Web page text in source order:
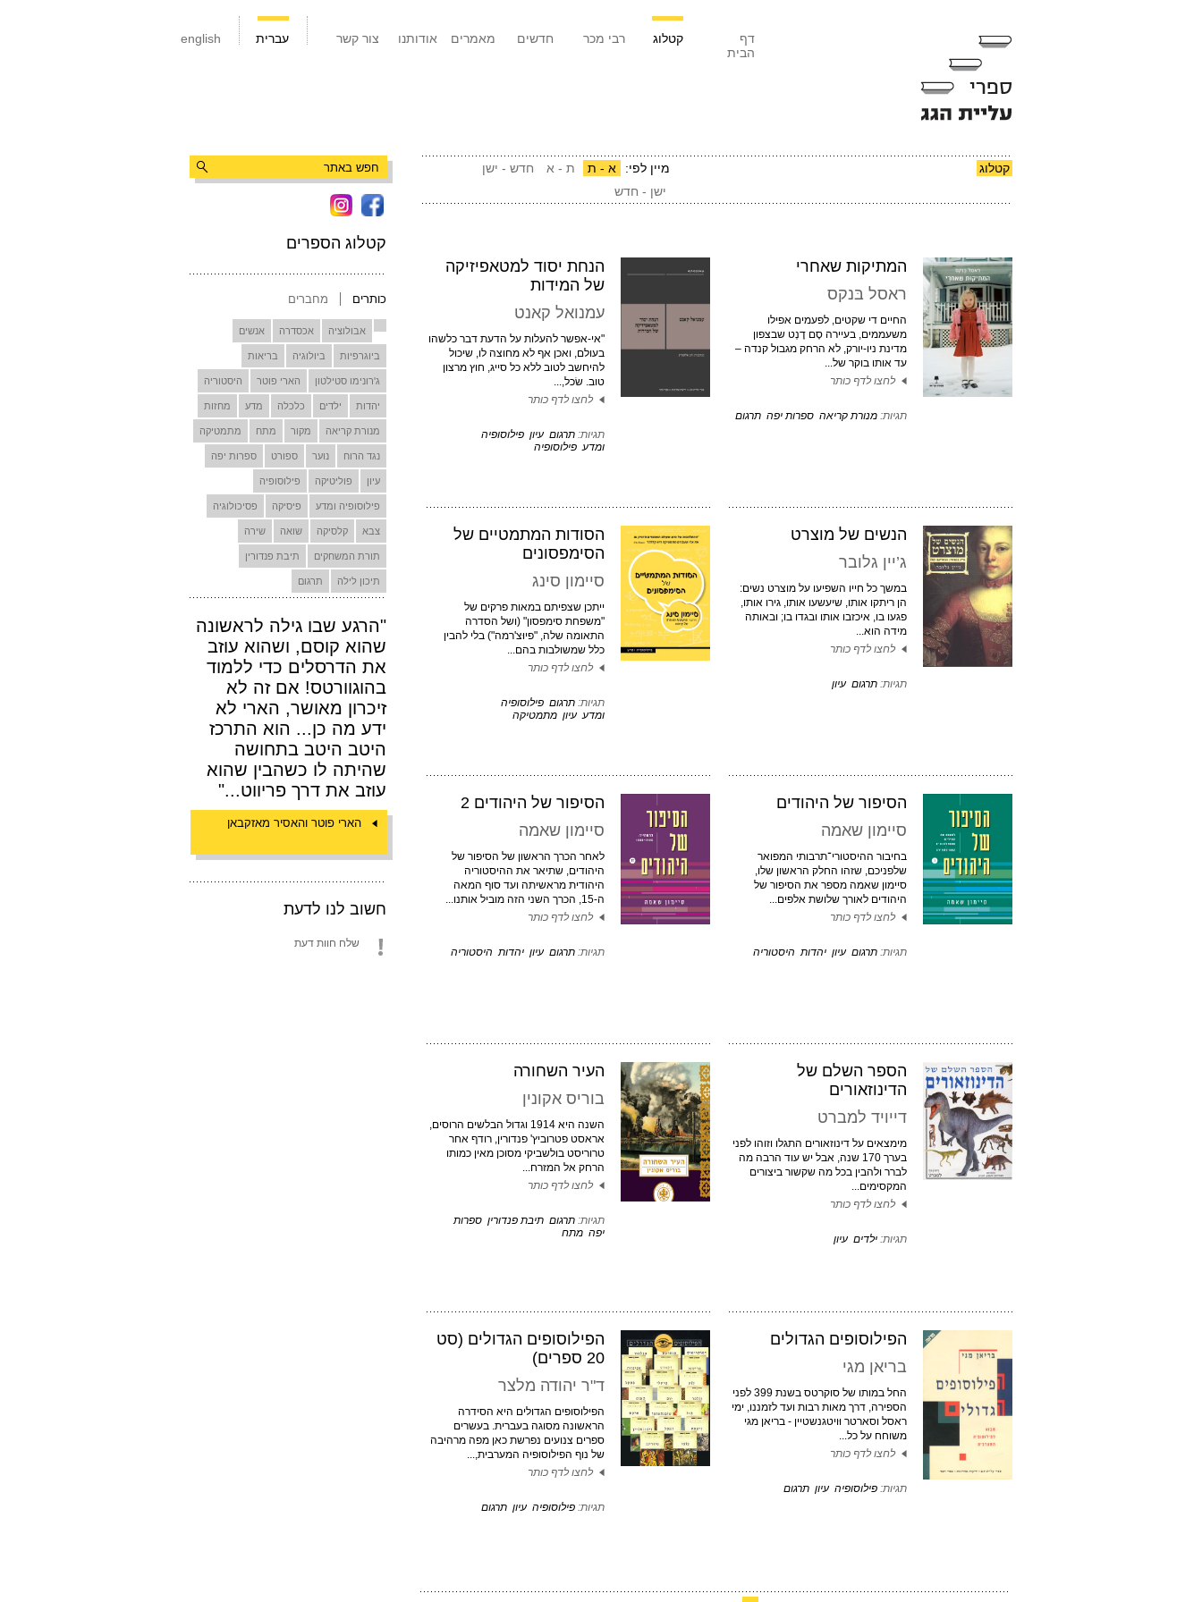
english עברית צור קשר אודותנו מאמרים חדשים רבי מכר קטלוג
דף
הבית
קטלוג הספרים
כותרים מחברים
אבולוציה אכסדרה אנשים
ביוגרפיות ביולוגיה בריאות
ג'רונימו סטילטון הארי פוטר היסטוריה
יהדות ילדים כלכלה מדע מחזות
מנורת קריאה מקור מתח מתמטיקה
נגד הרוח נוער ספורט ספרות יפה
עיון פוליטיקה פילוסופיה
פילוסופיה ומדע פיסיקה פסיכולוגיה
צבא קלסיקה שואה שירה
תורת המשחקים תיבת פנדורין
תיכון לילה תרגום
"הרגע שבו גילה לראשונה
שהוא קוסם, ושהוא עוזב
את הדרסלים כדי ללמוד
בהוגוורטס! אם זה לא
זיכרון מאושר, הארי לא
ידע מה כן... הוא התרכז
היטב היטב בתחושה
שהיתה לו כשהבין שהוא
עוזב את דרך פריווט..."
הארי פוטר והאסיר מאזקבאן
חשוב לנו לדעת
שלח חוות דעת
קטלוג מיין לפי: א - ת ת - א
חדש - ישן
ישן - חדש
המתיקות שאחרי
ראסל בּנקס
החיים די שקטים, לפעמים אפילו
משעממים, בעיירה סֶם דֶנְט שבצפון
מדינת ניו-יורק, לא הרחק מגבול קנדה –
עד אותו בוקר של...
לחצו לדף כותר
תגיות: מנורת קריאה ספרות יפה תרגום
הנחת יסוד למטאפיזיקה
של המידות
עמנואל קאנט
"אי-אפשר להעלות על הדעת דבר כלשהו
בעולם, ואכן אף לא מחוצה לו, שיכול
להיחשב לטוב ללא כל סייג, חוץ מרצון
טוב. שׂכל,...
לחצו לדף כותר
תגיות: תרגום עיון פילוסופיה
ומדע פילוסופיה
הנשים של מוצרט
ג’יין גלובר
במשך כל חייו השפיעו על מוצרט נשים:
הן ריתקו אותו, שיעשעו אותו, גירו אותו,
פגעו בו, איכזבו אותו ובגדו בו; ובאותה
מידה הוא...
לחצו לדף כותר
תגיות: תרגום עיון
הסודות המתמטיים של
הסימפסונים
סיימון סינג
ייתכן שצפיתם במאות פרקים של
"משפחת סימפסון" (ושל הסדרה
התאומה שלה, "פיוּצ'רמה") בלי להבין
כלל שמשולבות בהם...
לחצו לדף כותר
תגיות: תרגום פילוסופיה
ומדע עיון מתמטיקה
הסיפור של היהודים
סיימון שאמה
בחיבור ההיסטורי־תרבותי המפואר
שלפניכם, שזהו החלק הראשון שלו,
סיימון שאמה מספר את הסיפור של
היהודים לאורך שלושת אלפים...
לחצו לדף כותר
תגיות: תרגום עיון יהדות היסטוריה
הסיפור של היהודים 2
סיימון שאמה
לאחר הכרך הראשון של הסיפור של
היהודים, שתיאר את ההיסטוריה
היהודית מראשיתה ועד סוף המאה
ה-15, הכרך השני הזה מוביל אותנו...
לחצו לדף כותר
תגיות: תרגום עיון יהדות היסטוריה
הספר השלם של
הדינוזאורים
דייויד למברט
מימצאים על דינוזאורים התגלו וזוהו לפני
בערך 170 שנה, אבל יש עוד הרבה מה
לברר ולהבין בכל מה שקשור ביצורים
המקסימים...
לחצו לדף כותר
תגיות: ילדים עיון
העיר השחורה
בוריס אקונין
השנה היא 1914 וגדול הבלשים הרוסים,
אראסט פטרוביץ' פנדורין, רודף אחר
טרוריסט בולשביקי מסוכן מאין כמותו
הרחק אל המזרח...
לחצו לדף כותר
תגיות: תרגום תיבת פנדורין ספרות
יפה מתח
הפילוסופים הגדולים
בריאן מגי
החל במותו של סוקרטס בשנת 399 לפני
הספירה, דרך מאות רבות ועד לזמננו, ימי
ראסל וסארטר וּויטגנשטיין - בריאן מגי
משוחח על כל...
לחצו לדף כותר
תגיות: פילוסופיה עיון תרגום
הפילוסופים הגדולים (סט
20 ספרים)
ד"ר יהודה מלצר
הפילוסופים הגדולים היא הסידרה
הראשונה מסוגה בעברית. בעשרים
ספרים צנועים נפרשת כאן מפה מרהיבה
של נוף הפילוסופיה המערבית,...
לחצו לדף כותר
תגיות: פילוסופיה עיון תרגום